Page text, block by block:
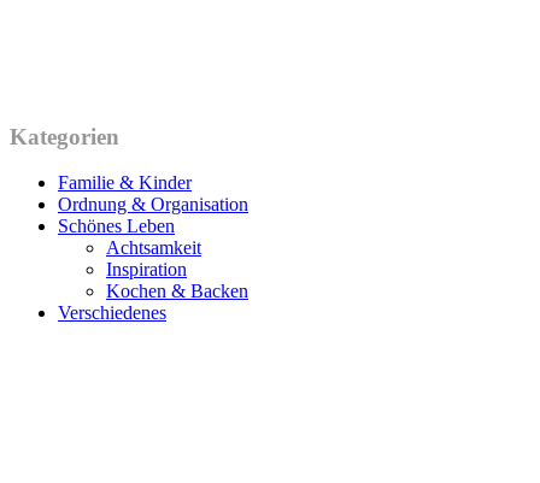
Kategorien
Familie & Kinder
Ordnung & Organisation
Schönes Leben
Achtsamkeit
Inspiration
Kochen & Backen
Verschiedenes